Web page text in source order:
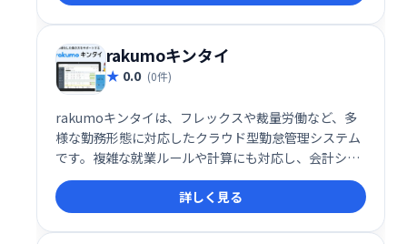
rakumoキンタイ
0.0 (0件)
rakumoキンタイは、フレックスや裁量労働など、多
様な勤務形態に対応したクラウド型勤怠管理システム
です。複雑な就業ルールや計算にも対応し、会計シス
テムとの連携も可能です。スマホ打刻にも対応し、正
確な勤務情報の把握と効率的な集計を実現します。働
き方改革法にも準拠しています。
詳しく見る